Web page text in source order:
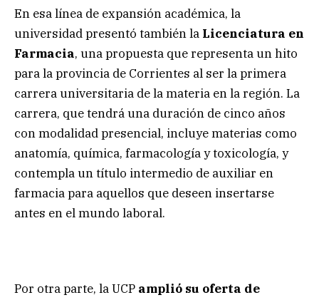
En esa línea de expansión académica, la
universidad presentó también la Licenciatura en
Farmacia, una propuesta que representa un hito
para la provincia de Corrientes al ser la primera
carrera universitaria de la materia en la región. La
carrera, que tendrá una duración de cinco años
con modalidad presencial, incluye materias como
anatomía, química, farmacología y toxicología, y
contempla un título intermedio de auxiliar en
farmacia para aquellos que deseen insertarse
antes en el mundo laboral.
Por otra parte, la UCP amplió su oferta de